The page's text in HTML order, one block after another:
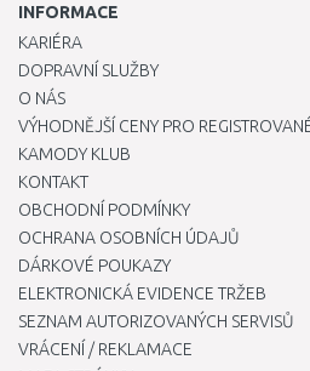
INFORMACE
KARIÉRA
DOPRAVNÍ SLUŽBY
O NÁS
VÝHODNĚJŠÍ CENY PRO
KAMODY KLUB
KONTAKT
OBCHODNÍ PODMÍNKY
OCHRANA OSOBNÍCH ÚDAJŮ
DÁRKOVÉ POUKAZY
ELEKTRONICKÁ EVIDENCE TRŽEB
SEZNAM AUTORIZOVANÝCH SERVISŮ
VRÁCENÍ / REKLAMACE